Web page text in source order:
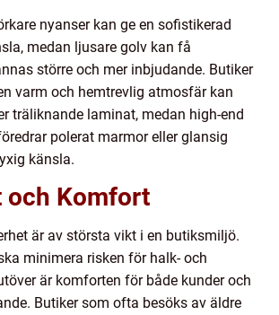
nyanser kan ge en sofistikerad
medan ljusare golv kan få
större och mer inbjudande. Butiker
varm och hemtrevlig atmosfär kan
träliknande laminat, medan high-end
polerat marmor eller glansig
känsla.
och Komfort
är av största vikt i en butiksmiljö.
minimera risken för halk- och
är komforten för både kunder och
Butiker som ofta besöks av äldre